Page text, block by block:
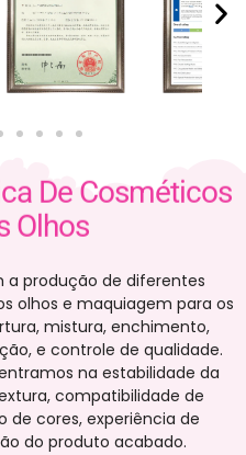
De Cosméticos
Olhos
a produção de diferentes
olhos e maquiagem para os
mistura, enchimento,
e controle de qualidade.
na estabilidade da
compatibilidade de
de cores, experiência de
do produto acabado.